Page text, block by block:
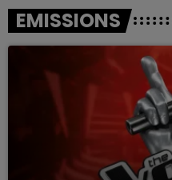
EMISSIONS